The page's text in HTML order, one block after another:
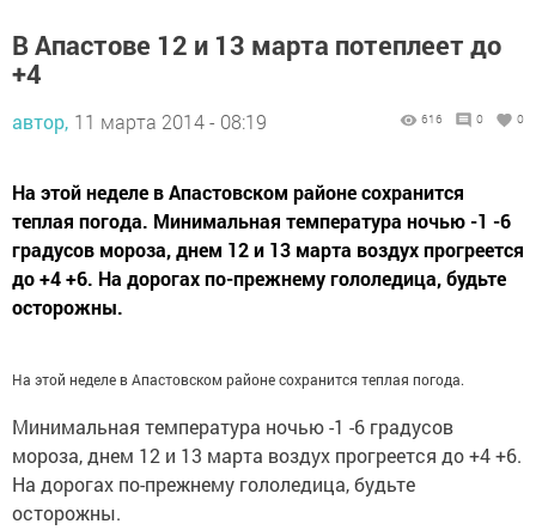
В Апастове 12 и 13 марта потеплеет до
+4
автор, 11 марта 2014 - 08:19 616 0 0
На этой неделе в Апастовском районе сохранится
теплая погода. Минимальная температура ночью -1 -6
градусов мороза, днем 12 и 13 марта воздух прогреется
до +4 +6. На дорогах по-прежнему гололедица, будьте
осторожны.
На этой неделе в Апастовском районе сохранится теплая погода.
Минимальная температура ночью -1 -6 градусов
мороза, днем 12 и 13 марта воздух прогреется до +4 +6.
На дорогах по-прежнему гололедица, будьте
осторожны.